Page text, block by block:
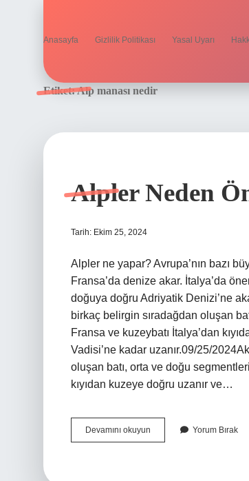
Anasayfa Gizlilik Politikası Yasal Uyarı
Etiket:Alp manası nedir
Alpler Neden
Tarih: Ekim 25, 2024
Alpler ne yapar? Avrupa’nın bazı
Fransa’da denize akar. İtalya’da
doğuya doğru Adriyatik Denizi’ne
birkaç belirgin sıradağdan oluşan
Fransa ve kuzeybatı İtalya’dan
Vadisi’ne kadar uzanır.09/25/
oluşan batı, orta ve doğu
kıyıdan kuzeye doğru uzanır ve…
Devamını okuyun
Neden
Yorum Bırak